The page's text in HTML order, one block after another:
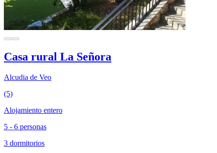
Casa rural La Señora
Alcudia de Veo
(5)
Alojamiento entero
5 - 6 personas
3 dormitorios